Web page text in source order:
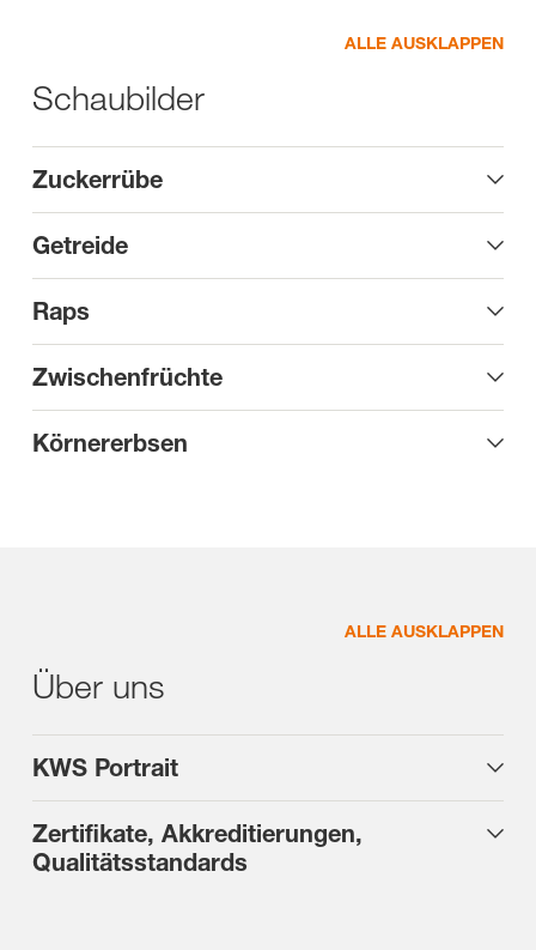
ALLE AUSKLAPPEN
Schaubilder
Zuckerrübe
Getreide
Raps
Zwischenfrüchte
Körnererbsen
ALLE AUSKLAPPEN
Über uns
KWS Portrait
Zertifikate, Akkreditierungen,
Qualitätsstandards